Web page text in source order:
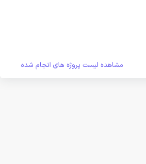
مشاهده لیست پروژه های انجام شده